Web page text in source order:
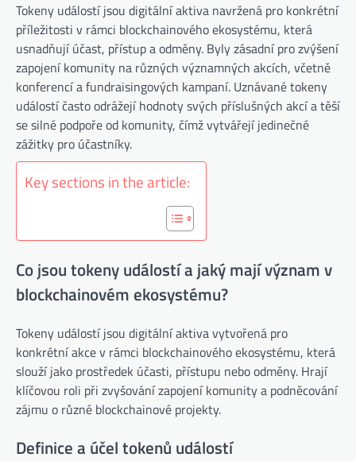
Tokeny událostí jsou digitální aktiva navržená pro konkrétní
příležitosti v rámci blockchainového ekosystému, která
usnadňují účast, přístup a odměny. Byly zásadní pro zvýšení
zapojení komunity na různých významných akcích, včetně
konferencí a fundraisingových kampaní. Uznávané tokeny
událostí často odrážejí hodnoty svých příslušných akcí a těší
se silné podpoře od komunity, čímž vytvářejí jedinečné
zážitky pro účastníky.
Key sections in the article:
Co jsou tokeny událostí a jaký mají význam v
blockchainovém ekosystému?
Tokeny událostí jsou digitální aktiva vytvořená pro
konkrétní akce v rámci blockchainového ekosystému, která
slouží jako prostředek účasti, přístupu nebo odměny. Hrají
klíčovou roli při zvyšování zapojení komunity a podněcování
zájmu o různé blockchainové projekty.
Definice a účel tokenů událostí